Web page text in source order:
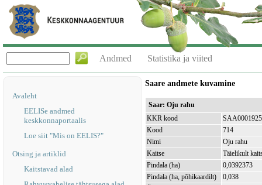
Andmed Statistika ja viited
Avaleht
EELISe andmed
keskkonnaportaalis
Loe siit "Mis on EELIS?"
Otsing ja artiklid
Kaitstavad alad
Saare andmete kuvamine
Saar: Oju rahu
KKR kood
SAA0001925
Kood
714
Nimi
Oju rahu
Kaitse
Täielikult
Pindala (ha)
0,0392373
Pindala (ha, põhikaardilt)
0,038